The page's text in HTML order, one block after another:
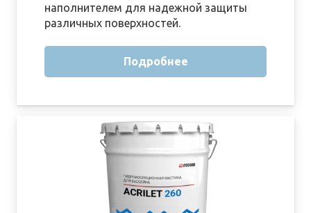
наполнителем для надежной защиты
различных поверхностей.
Подробнее